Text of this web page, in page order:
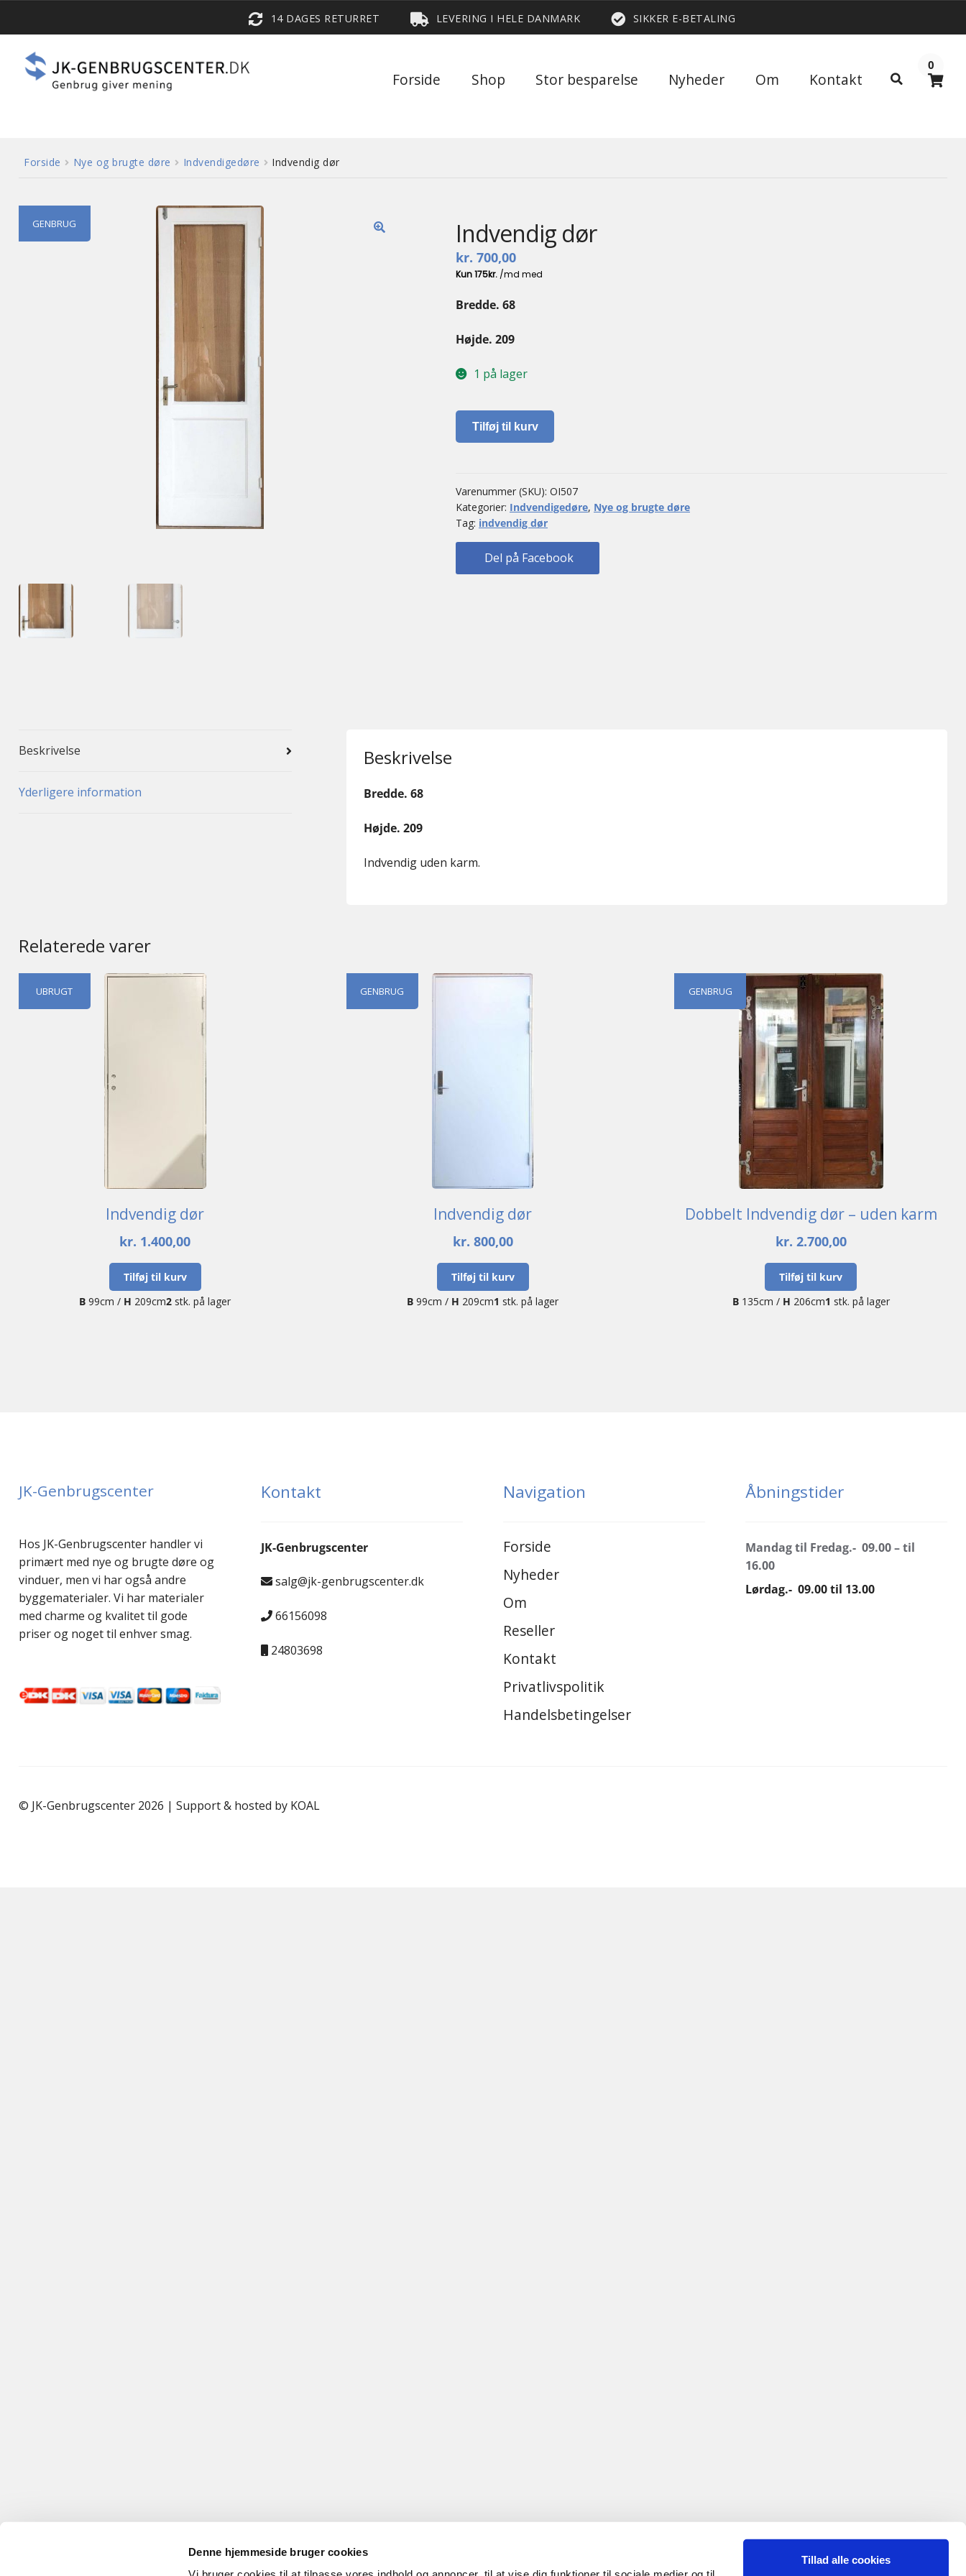
Denne hjemmeside bruger cookies
Tillad alle cookies
14 DAGES RETURRET LEVERING I HELE DANMARK SIKKER E-BETALING
Forside Shop Stor besparelse Nyheder Om Kontakt
Søg
0
Forside Nye og brugte døre Indvendigedøre Indvendig dør
GENBRUG Indvendig dør
kr. 700,00
Bredde. 68
Højde. 209
1 på lager
Indvendig
dør
Tilføj til kurv
Varenummer (SKU): OI507
Kategorier: Indvendigedøre, Nye og brugte døre
Tag: indvendig dør
Del på Facebook
Beskrivelse
Yderligere information
Beskrivelse
Bredde. 68
Højde. 209
Indvendig uden karm.
Relaterede varer
UBRUGT
Indvendig dør
kr. 1.400,00
Tilføj til kurv
B 99cm / H 209cm2 stk. på lager
GENBRUG
Indvendig dør
kr. 800,00
Tilføj til kurv
B 99cm / H 209cm1 stk. på lager
GENBRUG
Dobbelt Indvendig dør – uden karm
kr. 2.700,00
Tilføj til kurv
B135cm / H 206cm1 stk. på lager
JK-Genbrugscenter
Hos JK-Genbrugscenter handler vi
primært med nye og brugte døre og
vinduer, men vi har også andre
byggematerialer. Vi har materialer
med charme og kvalitet til gode
priser og noget til enhver smag.
Kontakt
JK-Genbrugscenter
salg@jk-genbrugscenter.dk
66156098
24803698
Navigation
Forside
Nyheder
Om
Reseller
Kontakt
Privatlivspolitik
Handelsbetingelser
Åbningstider
Mandag til Fredag.- 09.00 – til
16.00
Lørdag.- 09.00 til 13.00
© JK-Genbrugscenter 2026 | Support & hosted by KOAL